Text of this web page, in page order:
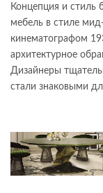
Концепция и стиль
мебель в стиле
кинематографом
архитектурное
Дизайнеры
стали знаковыми